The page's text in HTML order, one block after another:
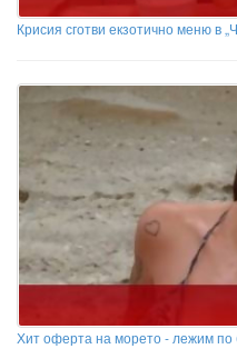
Крисия сготви екзотично меню в
Хит оферта на морето - лежим по